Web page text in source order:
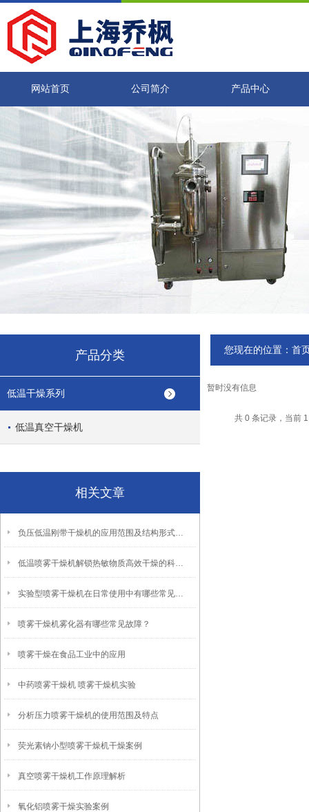
网站首页 公司简介 产品中心
产品分类
低温干燥系列
低温真空干燥机
相关文章
负压低温刚带干燥机的应用范围及结构形式说明
低温喷雾干燥机解锁热敏物质高效干燥的科技密钥
实验型喷雾干燥机在日常使用中有哪些常见故障？
喷雾干燥机雾化器有哪些常见故障？
喷雾干燥在食品工业中的应用
中药喷雾干燥机 喷雾干燥机实验
分析压力喷雾干燥机的使用范围及特点
荧光素钠小型喷雾干燥机干燥案例
真空喷雾干燥机工作原理解析
氧化铝喷雾干燥实验案例
您现在的位置： 首
暂时没有信息
共 0 条记录，当前